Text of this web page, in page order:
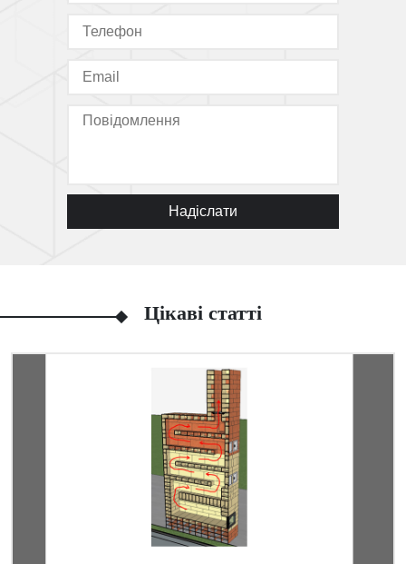
Надіслати
Цікаві статті